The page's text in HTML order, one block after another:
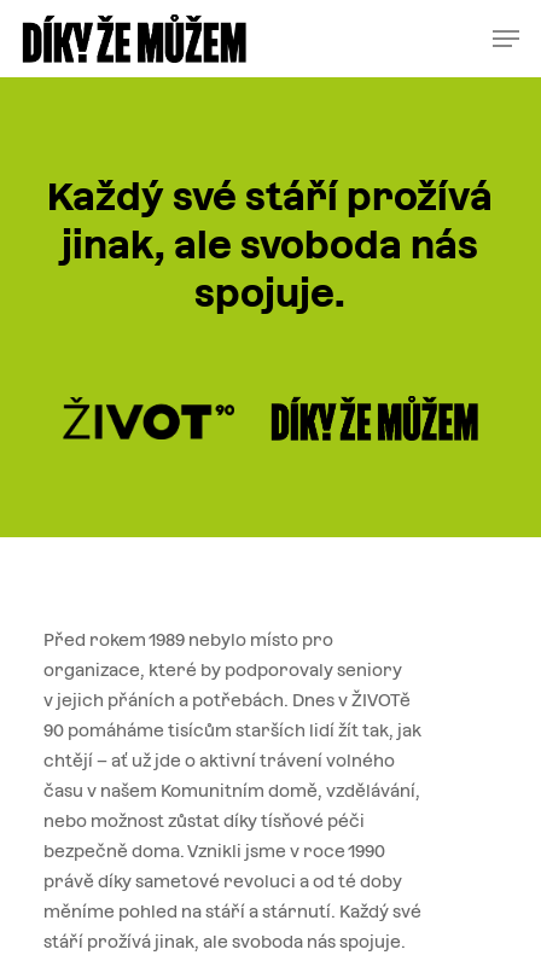
main
Každý své stáří prožívá
jinak, ale svoboda nás
spojuje.
Před rokem 1989 nebylo místo pro
organizace, které by podporovaly seniory
v jejich přáních a potřebách. Dnes v ŽIVOTě
90 pomáháme tisícům starších lidí žít tak, jak
chtějí – ať už jde o aktivní trávení volného
času v našem Komunitním domě, vzdělávání,
nebo možnost zůstat díky tísňové péči
bezpečně doma. Vznikli jsme v roce 1990
právě díky sametové revoluci a od té doby
měníme pohled na stáří a stárnutí. Každý své
stáří prožívá jinak, ale svoboda nás spojuje.